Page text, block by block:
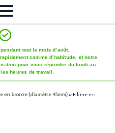
tout le mois d’août.
comme d’habitude, et notre
pour vous répondre du lundi au
heures de travail.
en bronze (diamètre 45mm)» Filière en